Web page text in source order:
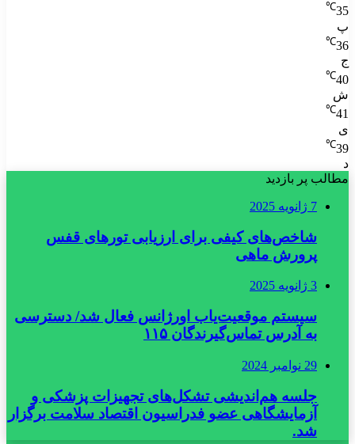
35
℃
پ
36
℃
ج
40
℃
ش
41
℃
ی
39
℃
د
مطالب پر بازدید
7 ژانویه 2025
شاخص‌های کیفی برای ارزیابی تورهای قفس
پرورش ماهی
3 ژانویه 2025
سیستم موقعیت‌یاب اورژانس فعال شد/ دسترسی
به آدرس تماس‌گیرندگان ۱۱۵
29 نوامبر 2024
جلسه هم‌اندیشی تشکل‌های تجهیزات پزشکی و
آزمایشگاهی عضو فدراسیون اقتصاد سلامت برگزار
شد.